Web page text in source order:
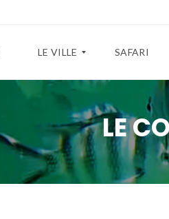
LE VILLE
L
L
A
S
SAFARI
LE